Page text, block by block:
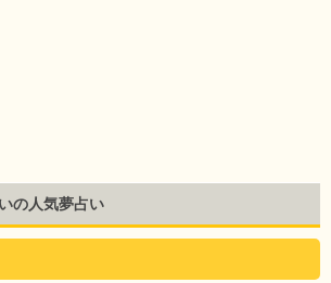
の人気夢占い